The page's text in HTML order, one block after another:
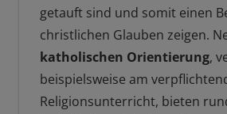
getauft sind und somit einen
christlichen Glauben zeigen.
katholischen Orientierung,
beispielsweise am
Religionsunterricht, bieten